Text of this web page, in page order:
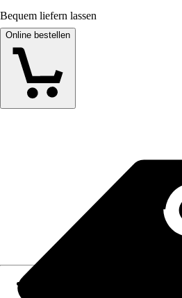
Bequem liefern lassen
Online bestellen